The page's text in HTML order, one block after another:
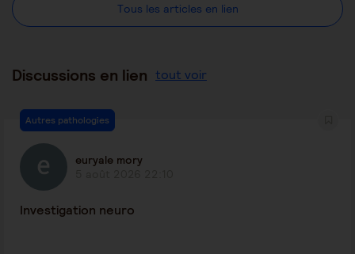
Tous les articles en lien
Discussions en lien tout voir
Autres pathologies
euryale mory
Investigation neuro